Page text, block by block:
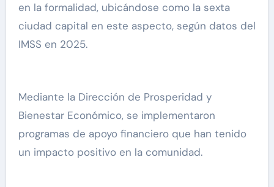
en la formalidad, ubicándose como la sexta
ciudad capital en este aspecto, según datos del
IMSS en 2025.
Mediante la Dirección de Prosperidad y
Bienestar Económico, se implementaron
programas de apoyo financiero que han tenido
un impacto positivo en la comunidad.